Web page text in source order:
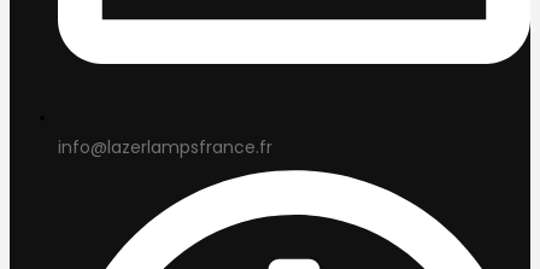
info@lazerlampsfrance.fr